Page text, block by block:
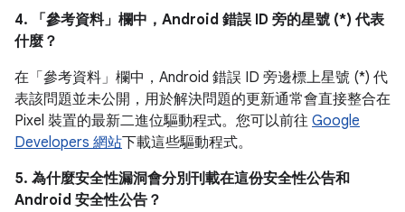
4. 「參考資料」 欄中，Android 錯誤 ID 旁的星號 (*) 代表
什麼？
在「參考資料」 欄中，Android 錯誤 ID 旁邊標上星號 (*) 代
表該問題並未公開，用於解決問題的更新通常會直接整合在
Pixel 裝置的最新二進位驅動程式。您可以前往 Google
Developers 網站下載這些驅動程式。
5. 為什麼安全性漏洞會分別刊載在這份安全性公告和
Android 安全性公告？